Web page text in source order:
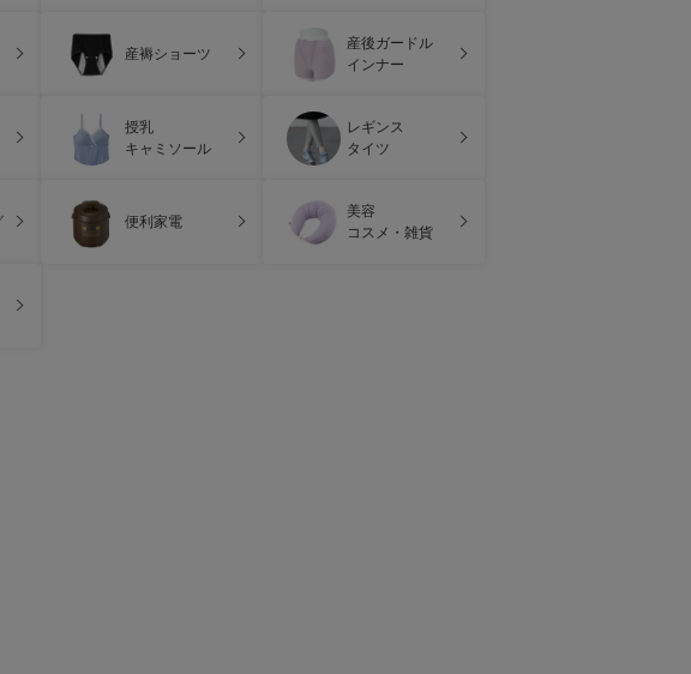
産褥ショーツ
産後ガードル
インナー
授乳
キャミソール
レギンス
タイツ
便利家電
美容
コスメ・雑貨